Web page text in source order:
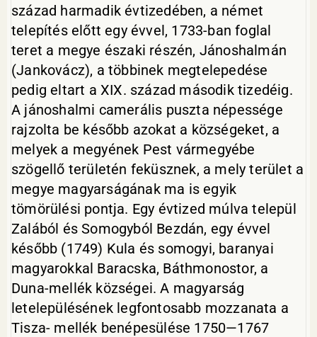
század harmadik évtizedében, a német
telepítés előtt egy évvel, 1733-ban foglal
teret a megye északi részén, Jánoshalmán
(Jankovácz), a többinek megtelepedése
pedig eltart a XIX. század második tizedéig.
A jánoshalmi camerális puszta népessége
rajzolta be később azokat a községeket, a
melyek a megyének Pest vármegyébe
szögellő területén feküsznek, a mely terület a
megye magyarságának ma is egyik
tömörülési pontja. Egy évtized múlva települ
Zalából és Somogyból Bezdán, egy évvel
később (1749) Kula és somogyi, baranyai
magyarokkal Baracska, Báthmonostor, a
Duna-mellék községei. A magyarság
letelepülésének legfontosabb mozzanata a
Tisza- mellék benépesülése 1750—1767